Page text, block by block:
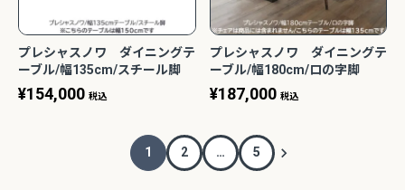
プレシャスノワ ダイニングテ
ーブル/幅135cm/スチール脚
T823(135) ブラックウォール
ナット 家族団らん おしゃれ カ
¥154,000 税込
プレシャスノワ ダイニングテ
ーブル/幅180cm/ロの字脚
T823(180) ブラックウォール
ナット 家族団らん おしゃれ カ
¥187,000 税込
1 2 … 5